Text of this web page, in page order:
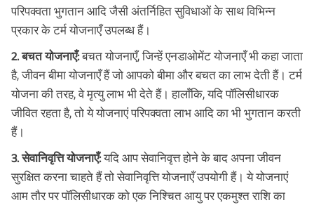
परिपक्वता भुगतान आदि जैसी अंतर्निहित सुविधाओं के साथ विभिन्न
प्रकार के टर्म योजनाएँ उपलब्ध हैं।
2. बचत योजनाएँ:बचत योजनाएँ, जिन्हें एनडाओमेंट योजनाएँ भी कहा जाता
है, जीवन बीमा योजनाएँ हैं जो आपको बीमा और बचत का लाभ देती हैं। टर्म
योजना की तरह, वे मृत्यु लाभ भी देते हैं। हालाँकि, यदि पॉलिसीधारक
जीवित रहता है, तो ये योजनाएं परिपक्वता लाभ आदि का भी भुगतान करती
हैं।
3. सेवानिवृत्ति योजनाएँ:यदि आप सेवानिवृत्त होने के बाद अपना जीवन
सुरक्षित करना चाहते हैं तो सेवानिवृत्ति योजनाएँ उपयोगी हैं। ये योजनाएं
आम तौर पर पॉलिसीधारक को एक निश्चित आयु पर एकमुश्त राशि का